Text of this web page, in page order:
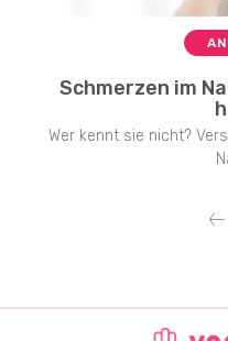
Schmerzen im
Wer kennt sie nicht?